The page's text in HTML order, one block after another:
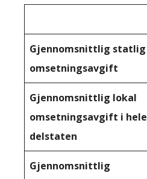
Gjennomsnittlig statlig
omsetningsavgift
Gjennomsnittlig lokal
omsetningsavgift i hele
delstaten
Gjennomsnittlig